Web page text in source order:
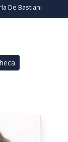
De Bastiani